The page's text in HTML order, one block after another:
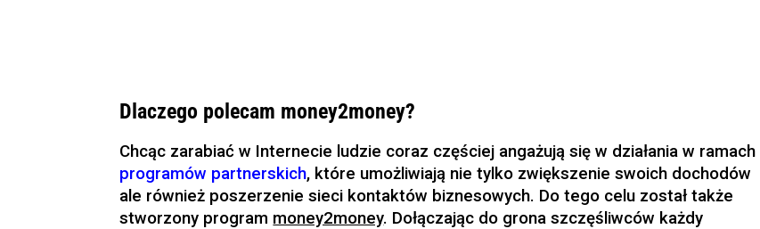
Dlaczego polecam money2money?
Chcąc zarabiać w Internecie ludzie coraz częściej angażują się w działania w ramach
programów partnerskich, które umożliwiają nie tylko zwiększenie swoich dochodów
ale również poszerzenie sieci kontaktów biznesowych. Do tego celu został także
stworzony program money2money. Dołączając do grona szczęśliwców każdy